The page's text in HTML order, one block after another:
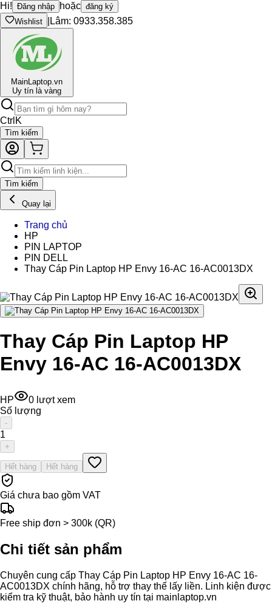
Hi! Đăng nhập hoặc đăng ký
Wishlist
Lâm: 0933.358.385
MainLaptop.vn
Uy tín là vàng
Ctrl K
Tìm kiếm
Tìm kiếm
Quay lại
Trang chủ
HP
PIN LAPTOP
PIN DELL
Thay Cáp Pin Laptop HP Envy 16-AC 16-AC0013DX
Thay Cáp Pin Laptop HP
Envy 16-AC 16-AC0013DX
HP 0 lượt xem
Số lượng
-
1
+
Hết hàng Hết hàng
Giá chưa bao gồm VAT
Free ship đơn > 300k (QR)
Chi tiết sản phẩm
Chuyên cung cấp Thay Cáp Pin Laptop HP Envy 16-AC 16-
AC0013DX chính hãng, hỗ trợ thay thế lấy liền. Linh kiện được
kiểm tra kỹ thuật, bảo hành uy tín tại mainlaptop.vn